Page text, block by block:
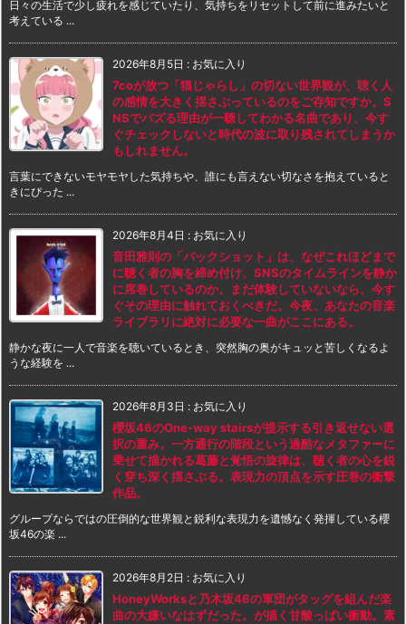
日々の生活で少し疲れを感じていたり、気持ちをリセットして前に進みたいと
考えている ...
2026年8月5日 : お気に入り
7coが放つ「猫じゃらし」の切ない世界観が、聴く人
の感情を大きく揺さぶっているのをご存知ですか。S
NSでバズる理由が一聴してわかる名曲であり、今す
ぐチェックしないと時代の波に取り残されてしまうか
もしれません。
言葉にできないモヤモヤした気持ちや、誰にも言えない切なさを抱えていると
きにぴった ...
2026年8月4日 : お気に入り
音田雅則の「バックショット」は、なぜこれほどまで
に聴く者の胸を締め付け、SNSのタイムラインを静か
に席巻しているのか。まだ体験していないなら、今す
ぐその理由に触れておくべきだ。今夜、あなたの音楽
ライブラリに絶対に必要な一曲がここにある。
静かな夜に一人で音楽を聴いているとき、突然胸の奥がキュッと苦しくなるよ
うな経験を ...
2026年8月3日 : お気に入り
櫻坂46のOne-way stairsが提示する引き返せない選
択の重み。一方通行の階段という過酷なメタファーに
乗せて描かれる葛藤と覚悟の旋律は、聴く者の心を鋭
く穿ち深く揺さぶる。表現力の頂点を示す圧巻の衝撃
作品。
グループならではの圧倒的な世界観と鋭利な表現力を遺憾なく発揮している櫻
坂46の楽 ...
2026年8月2日 : お気に入り
HoneyWorksと乃木坂46の軍団がタッグを組んだ楽
曲の大嫌いなはずだった。が描く甘酸っぱい衝動。素